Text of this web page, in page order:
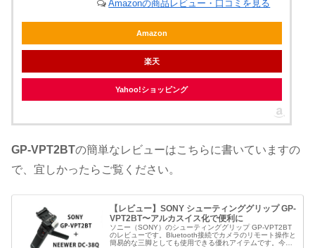
Amazonの商品レビュー・口コミを見る
Amazon
楽天
Yahoo!ショッピング
GP-VPT2BTの簡単なレビューはこちらに書いていますの
で、宜しかったらご覧ください。
【レビュー】SONY シューティンググリップ GP-
VPT2BT〜アルカスイス化で便利に
ソニー（SONY）のシューティンググリップ GP-VPT2BT
のレビューです。Bluetooth接続でカメラのリモート操作と
簡易的な三脚としても使用できる優れアイテムです。今回